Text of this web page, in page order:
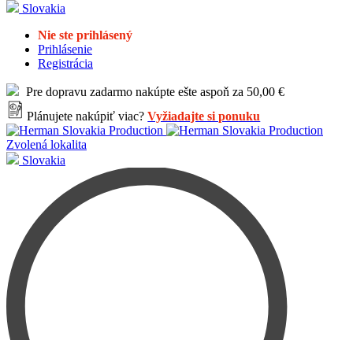
Slovakia
Nie ste prihlásený
Prihlásenie
Registrácia
Pre dopravu zadarmo nakúpte ešte aspoň za 50,00 €
Plánujete nakúpiť viac?Vyžiadajte si ponuku
Zvolená lokalita
Slovakia